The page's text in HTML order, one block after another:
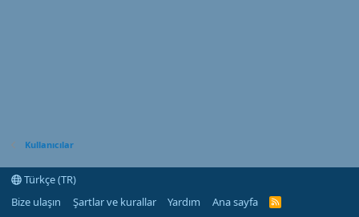
Kullanıcılar
Türkçe (TR)
Bize ulaşın
Şartlar ve kurallar Yardım Ana sayfa
R